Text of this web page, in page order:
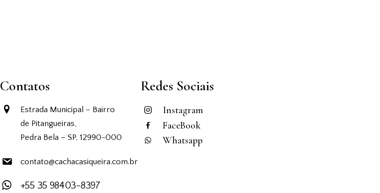
Contatos
Estrada Municipal – Bairro
de Pitangueiras,
Pedra Bela – SP, 12990-000
contato@cachacasiqueira.com.br
+55 35 98403-8397
Redes Sociais
Instagram
FaceBook
Whatsapp